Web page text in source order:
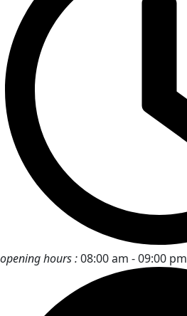
opening hours :08:00 am - 09:00 pm